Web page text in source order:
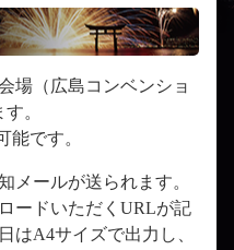
場（広島コンベンショ
。
能です。
メールが送られます。
ードいただくURLが記
はA4サイズで出力し、